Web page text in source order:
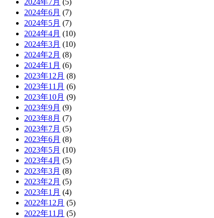
2024年6月 (7)
2024年5月 (7)
2024年4月 (10)
2024年3月 (10)
2024年2月 (8)
2024年1月 (6)
2023年12月 (8)
2023年11月 (6)
2023年10月 (9)
2023年9月 (9)
2023年8月 (7)
2023年7月 (5)
2023年6月 (8)
2023年5月 (10)
2023年4月 (5)
2023年3月 (8)
2023年2月 (5)
2023年1月 (4)
2022年12月 (5)
2022年11月 (5)